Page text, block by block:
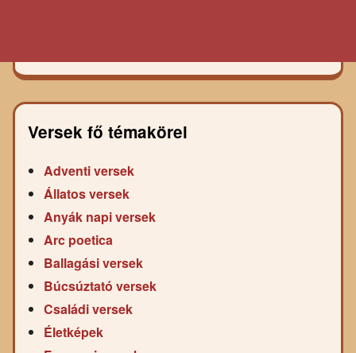
Versek fő témakörei
Adventi versek
Állatos versek
Anyák napi versek
Arc poetica
Ballagási versek
Búcsúztató versek
Családi versek
Életképek